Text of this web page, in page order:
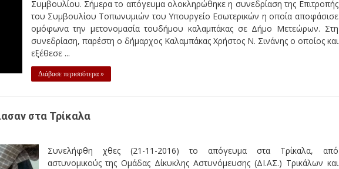
του Συμβουλίου Τοπωνυμιών του Υπουργείο Εσωτερικών η οποία αποφάσισε
καλαμπάκας σε Δήμο Μετεώρων. Στη συνεδρίαση, παρέστη ο δήμαρχος Καλαμπάκας
Συνελήφθη χθες (21-11-2016) το απόγευμα στα Τρίκαλα, από
του Τμήματος Ασφάλειας Καρδίτσας, ένας 47χρονος ημεδαπός, διότι
εκκρεμεί σε βάρος του ένταλμα σύλληψης της Ανακρίτριας Πρωτοδικών